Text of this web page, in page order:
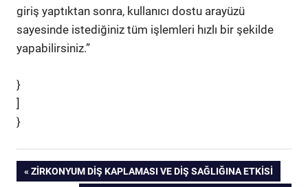
giriş yaptıktan sonra, kullanıcı dostu arayüzü
sayesinde istediğiniz tüm işlemleri hızlı bir şekilde
yapabilirsiniz.”
}
]
}
Yazı
PREVIOUS
ZIRKONYUM DIŞ KAPLAMASI VE DIŞ SAĞLIĞINA ETKISI